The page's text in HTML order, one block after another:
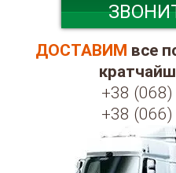
ДОСТАВИМ все
+38
+38